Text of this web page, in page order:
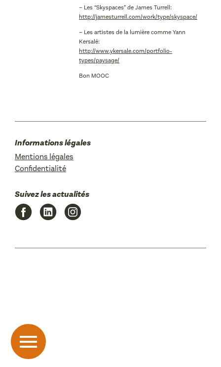
– Les “Skyspaces” de James Turrell:
http://jamesturrell.com/work/type/skyspace/
– Les artistes de la lumière comme Yann
Kersalé:
http://www.ykersale.com/portfolio-
types/paysage/
Bon MOOC
Informations légales
Mentions légales
Confidentialité
Suivez les actualités